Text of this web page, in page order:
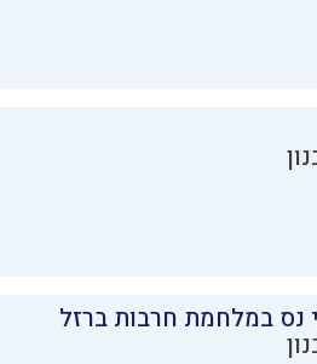
במלחמת חרבות ברזל